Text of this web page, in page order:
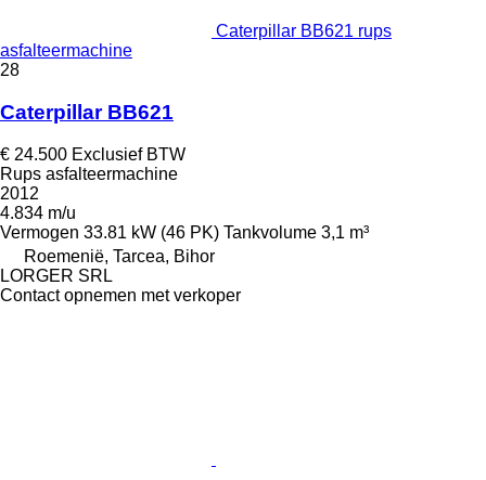
Caterpillar BB621 rups
asfalteermachine
28
Caterpillar BB621
€ 24.500 Exclusief BTW
Rups asfalteermachine
2012
4.834 m/u
Vermogen 33.81 kW (46 PK) Tankvolume 3,1 m³
Roemenië, Tarcea, Bihor
LORGER SRL
Contact opnemen met verkoper